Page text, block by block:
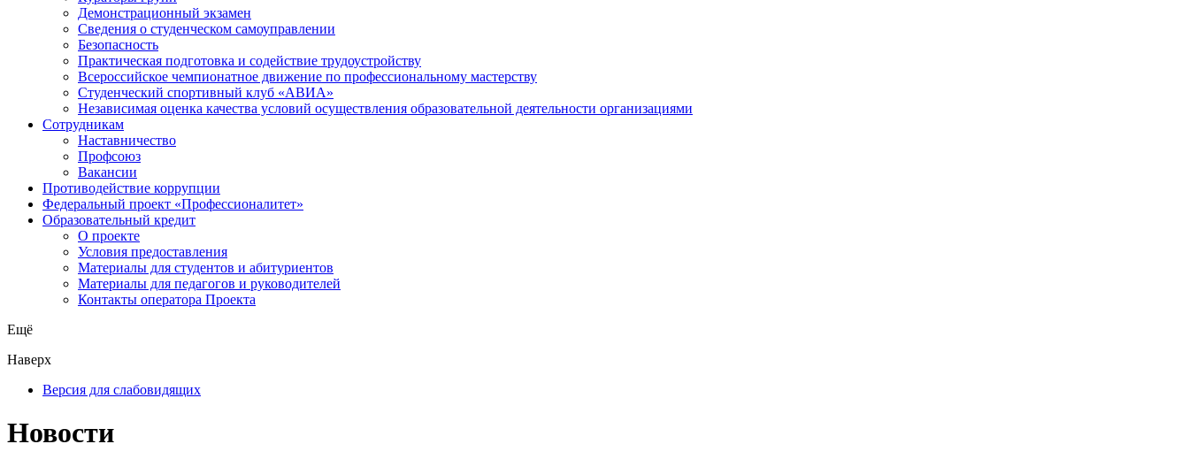
Демонстрационный экзамен
Сведения о студенческом самоуправлении
Безопасность
Практическая подготовка и содействие трудоустройству
Всероссийское чемпионатное движение по профессиональному мастерству
Студенческий спортивный клуб «АВИА»
Независимая оценка качества условий осуществления образовательной деятельности организациями
Сотрудникам
Наставничество
Профсоюз
Вакансии
Противодействие коррупции
Федеральный проект «Профессионалитет»
Образовательный кредит
О проекте
Условия предоставления
Материалы для студентов и абитуриентов
Материалы для педагогов и руководителей
Контакты оператора Проекта
Ещё
Наверх
Версия для слабовидящих
Новости